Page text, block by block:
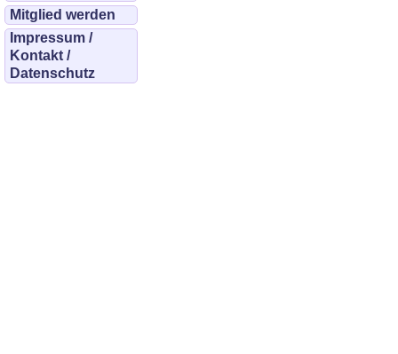
Mitglied werden
Impressum /
Kontakt /
Datenschutz